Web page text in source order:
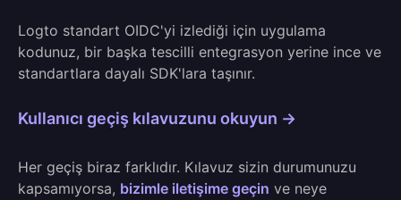
Logto standart OIDC'yi izlediği için uygulama
kodunuz, bir başka tescilli entegrasyon yerine ince ve
standartlara dayalı SDK'lara taşınır.
Kullanıcı geçiş kılavuzunu okuyun →
Her geçiş biraz farklıdır. Kılavuz sizin durumunuzu
kapsamıyorsa, bizimle iletişime geçin ve neye